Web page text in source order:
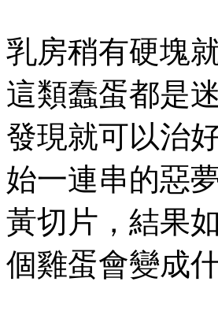
乳房稍有硬塊
這類蠢蛋都是
發現就可以治
始一連串的惡
黃切片，結果
個雞蛋會變成